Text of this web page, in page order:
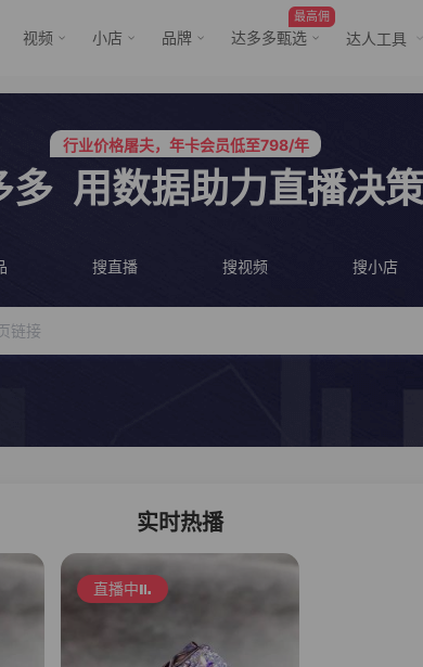
视频 小店 品牌
最高佣
达多多甄选 达人工具
服务三只羊、董先生等行业头部客户
行业价格屠夫，年卡会员低至798/年
服务三只羊、董先生等行业头部客户
行业价格屠夫，年卡会员低至798/年
多 用数据助力直播决策
搜直播 搜视频 搜小店
实时热播
直播中